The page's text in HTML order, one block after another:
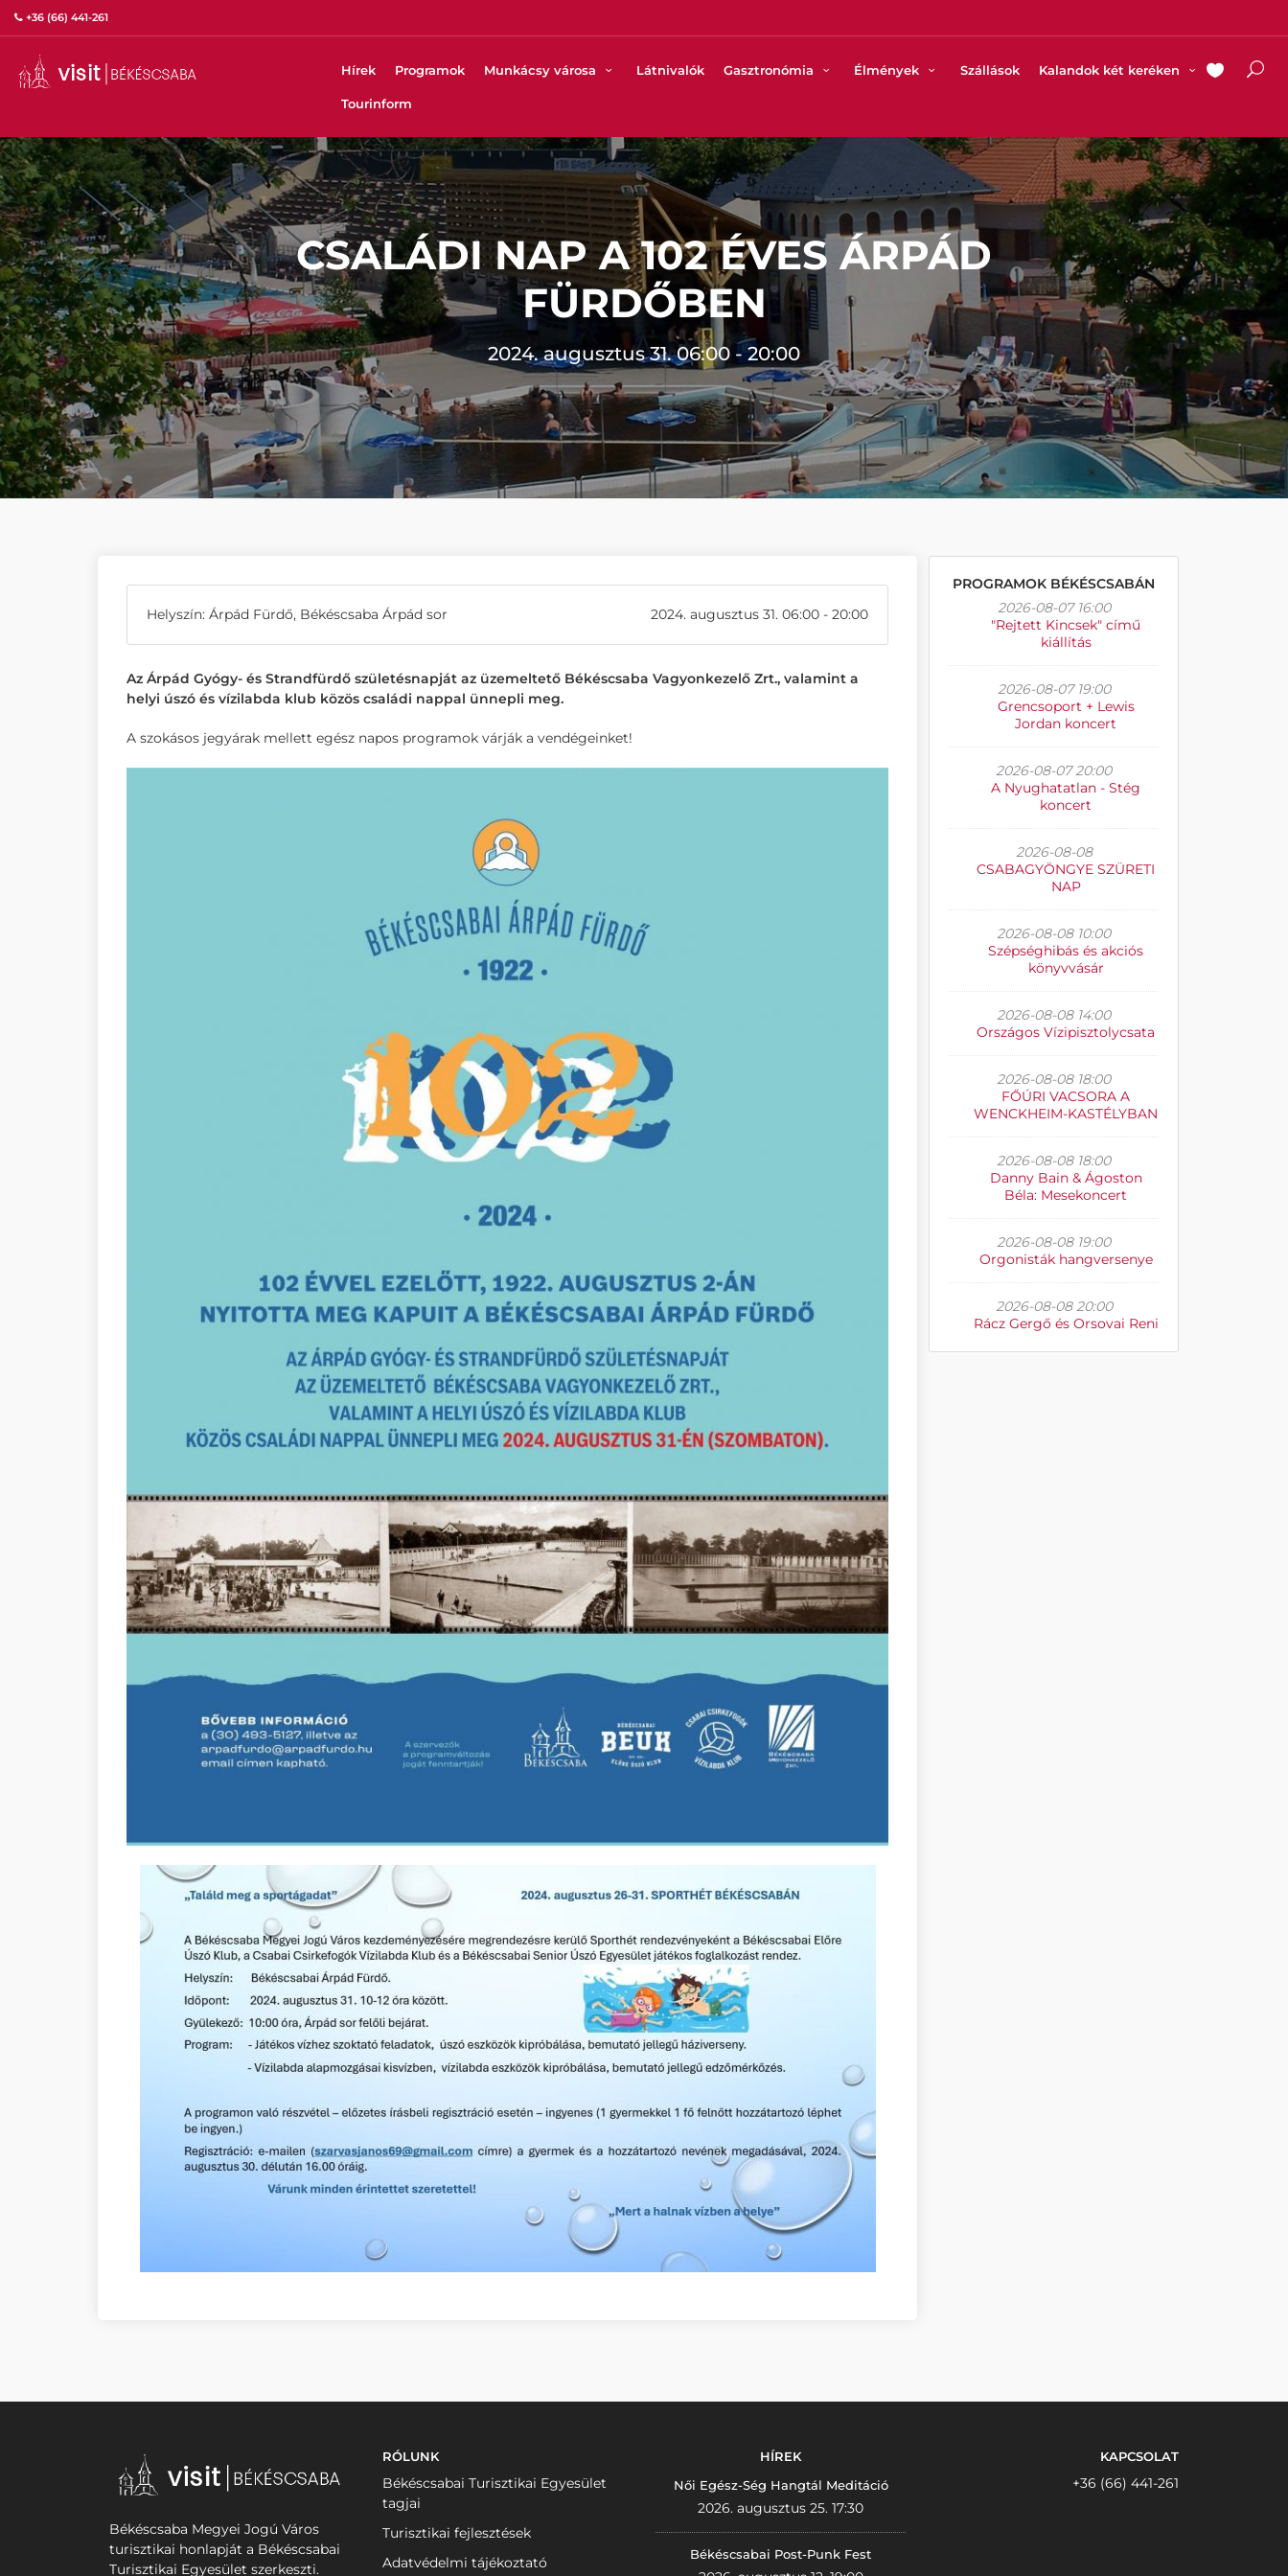
+36 (66) 441-261
Hírek Programok Munkácsy városa Látnivalók Gasztronómia Élmények Szállások Kalandok két keréken
Tourinform
CSALÁDI NAP A 102 ÉVES ÁRPÁD
FÜRDŐBEN
2024. augusztus 31. 06:00 - 20:00
Helyszín: Árpád Fürdő, Békéscsaba Árpád sor 2024. augusztus 31. 06:00 - 20:00
Az Árpád Gyógy- és Strandfürdő születésnapját az üzemeltető Békéscsaba Vagyonkezelő Zrt., valamint a
helyi úszó és vízilabda klub közös családi nappal ünnepli meg.
A szokásos jegyárak mellett egész napos programok várják a vendégeinket!
PROGRAMOK BÉKÉSCSABÁN
2026-08-07 16:00
"Rejtett Kincsek" című
kiállítás
2026-08-07 19:00
Grencsoport + Lewis
Jordan koncert
2026-08-07 20:00
A Nyughatatlan - Stég
koncert
2026-08-08
CSABAGYÖNGYE SZÜRETI
NAP
2026-08-08 10:00
Szépséghibás és akciós
könyvvásár
2026-08-08 14:00
Országos Vízipisztolycsata
2026-08-08 18:00
FŐÚRI VACSORA A
WENCKHEIM-KASTÉLYBAN
2026-08-08 18:00
Danny Bain & Ágoston
Béla: Mesekoncert
2026-08-08 19:00
Orgonisták hangversenye
2026-08-08 20:00
Rácz Gergő és Orsovai Reni
Békéscsaba Megyei Jogú Város
turisztikai honlapját a Békéscsabai
Turisztikai Egyesület szerkeszti.
RÓLUNK
Békéscsabai Turisztikai Egyesület
tagjai
Turisztikai fejlesztések
Adatvédelmi tájékoztató
HÍREK
Női Egész-Ség Hangtál Meditáció
2026. augusztus 25. 17:30
Békéscsabai Post-Punk Fest
KAPCSOLAT
+36 (66) 441-261